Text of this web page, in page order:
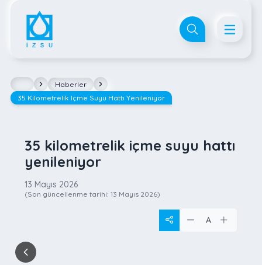
Haberler
35 Kilometrelik Içme Suyu Hattı Yenileniyor
35 kilometrelik içme suyu hattı
yenileniyor
13 Mayıs 2026
(Son güncellenme tarihi: 13 Mayıs 2026)
A